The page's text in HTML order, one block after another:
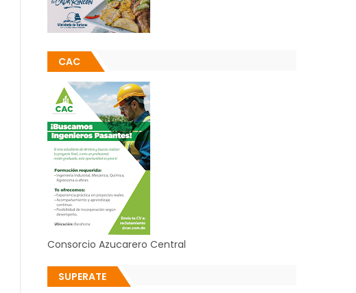
CAC
Consorcio Azucarero Central
SUPERATE